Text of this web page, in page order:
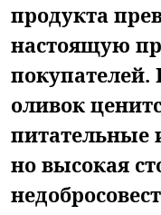
продукта
настоящую
покупателей.
оливок
питательные
но высокая